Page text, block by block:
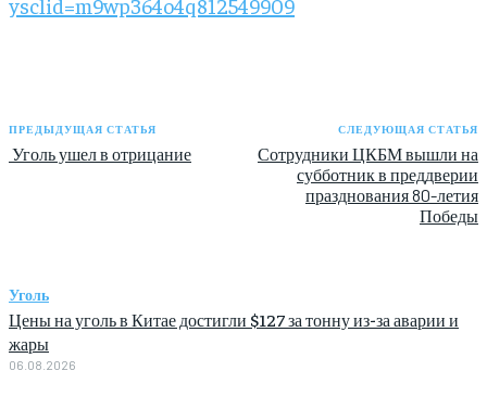
ПРЕДЫДУЩАЯ СТАТЬЯ
Уголь ушел в отрицание
СЛЕДУЮЩАЯ СТАТЬЯ
Сотрудники ЦКБМ вышли на
субботник в преддверии
празднования 80-летия
Победы
Уголь
Цены на уголь в Китае достигли $127 за тонну из-за аварии и
жары
06.08.2026